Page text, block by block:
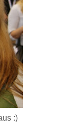
:)